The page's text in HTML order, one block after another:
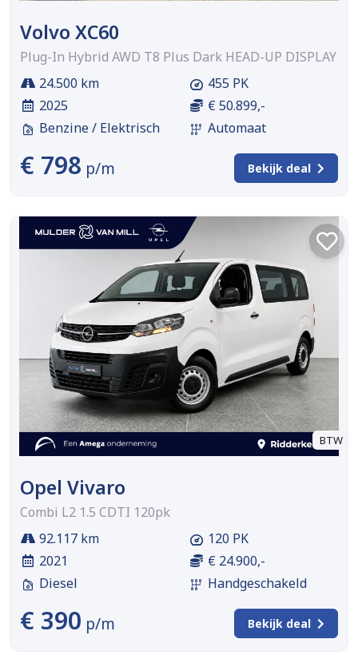
Volvo XC60
Plug-In Hybrid AWD T8 Plus Dark HEAD-UP DISPLAY
24.500 km
2025
Benzine / Elektrisch
455 PK
€ 50.899,-
Automaat
€ 798 p/m Bekijk deal
BTW
Opel Vivaro
Combi L2 1.5 CDTI 120pk
92.117 km
2021
Diesel
120 PK
€ 24.900,-
Handgeschakeld
€ 390 p/m Bekijk deal